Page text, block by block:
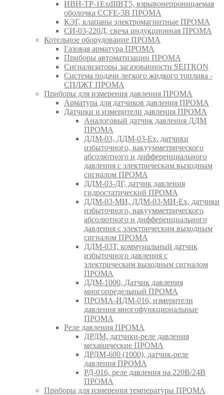
ИВН-ТР-1ExdIIBT5, взрывонепроницаемая
оболочка CCFE-3B ПРОМА
КЭГ, клапаны электромагнитные ПРОМА
СИ-03-220Д, свеча индукционная ПРОМА
Котельное оборудование ПРОМА
Газовая арматура ПРОМА
Приборы автоматизации ПРОМА
Сигнализаторы загазованности SEITRON
Система подачи легкого жидкого топлива -
СПЛЖТ ПРОМА
Приборы для измерения давления ПРОМА
Арматура для датчиков давления ПРОМА
Датчики и измерители давления ПРОМА
Аналоговый датчик давления ДДМ
ПРОМА
ДДМ-03, ДДМ-03-Ех, датчики
избыточного, вакуумметрического
абсолютного и дифференциального
давления с электрическим выходным
сигналом ПРОМА
ДДМ-03-ДГ, датчик давления
гидростатический ПРОМА
ДДМ-03-МИ, ДДМ-03-МИ-Ех, датчики
избыточного, вакуумметрического
абсолютного и дифференциального
давления с электрическим выходным
сигналом ПРОМА
ДДМ-03Т, коммунальный датчик
избыточного давления с
электрическим выходным сигналом
ПРОМА
ДДМ-1000, Датчик давления
многопредельный ПРОМА
ПРОМА-ИДМ-016, измерители
давления многофункциональные
ПРОМА
Реле давления ПРОМА
ДРДМ, датчики-реле давления
механические ПРОМА
ДРДМ-600 (1000), датчик-реле
давления ПРОМА
РД-016, реле давления на 220В/24В
ПРОМА
Приборы для измерения температуры ПРОМА